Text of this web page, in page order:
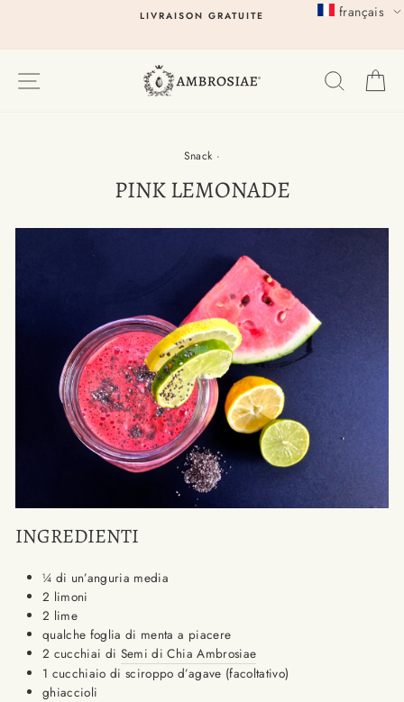
LIVRAISON GRATUITE
Snack ·
PINK LEMONADE
INGREDIENTI
¼ di un’anguria media
2 limoni
2 lime
qualche foglia di menta a piacere
2 cucchiai di Semi di Chia Ambrosiae
1 cucchiaio di sciroppo d’agave (facoltativo)
ghiaccioli
français